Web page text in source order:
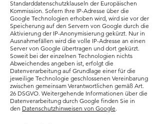
Standarddatenschutzklauseln der Europäischen
Kommission. Sofern Ihre IP-Adresse über die
Google Technologien erhoben wird, wird sie vor der
Speicherung auf den Servern von Google durch die
Aktivierung der IP-Anonymisierung gekürzt. Nur in
Ausnahmefällen wird die volle IP-Adresse an einen
Server von Google übertragen und dort gekürzt.
Soweit bei der einzelnen Technologien nichts
Abweichendes angeben ist, erfolgt die
Datenverarbeitung auf Grundlage einer für die
jeweilige Technologie geschlossenen Vereinbarung
zwischen gemeinsam Verantwortlichen gemäß Art.
26 DSGVO. Weitergehende Informationen über die
Datenverarbeitung durch Google finden Sie in
den Datenschutzhinweisen von Google.